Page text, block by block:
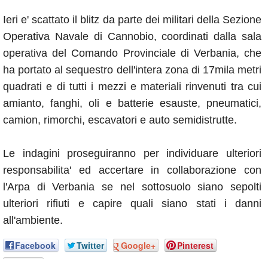
Ieri e' scattato il blitz da parte dei militari della Sezione
Operativa Navale di Cannobio, coordinati dalla sala
operativa del Comando Provinciale di Verbania, che
ha portato al sequestro dell'intera zona di 17mila metri
quadrati e di tutti i mezzi e materiali rinvenuti tra cui
amianto, fanghi, oli e batterie esauste, pneumatici,
camion, rimorchi, escavatori e auto semidistrutte.
Le indagini proseguiranno per individuare ulteriori
responsabilita' ed accertare in collaborazione con
l'Arpa di Verbania se nel sottosuolo siano sepolti
ulteriori rifiuti e capire quali siano stati i danni
all'ambiente.
Facebook Twitter Google+ Pinterest